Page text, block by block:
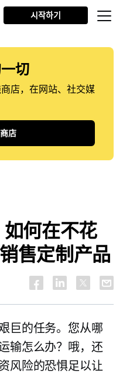
시작하기
切
店，在网站、社交媒
店
何在不花
售定制产品
巨的任务。您从哪
输怎么办？哦，还
风险的恐惧足以让